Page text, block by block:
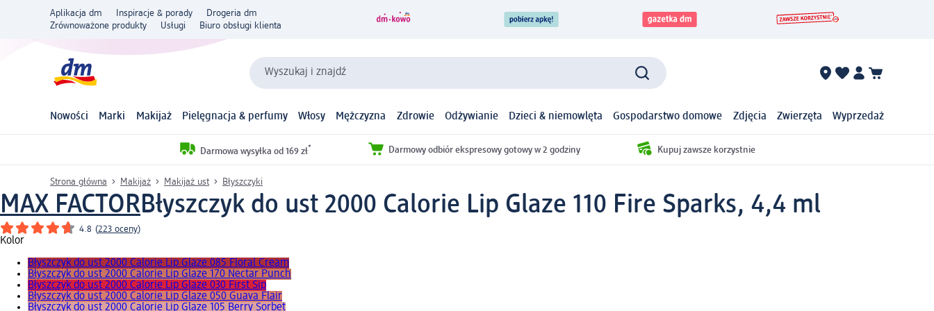
Aplikacja dm Inspiracje & porady
Drogeria dm
Zrównoważone produkty
Usługi Biuro obsługi klienta
Wyszukaj i znajdź
Nowości Marki Makijaż Pielęgnacja & perfumy Włosy Mężczyzna Zdrowie Odżywianie Dzieci & niemowlęta Gospodarstwo domowe Zdjęcia Zwierzęta Wyprzedaż
Darmowa wysyłka od 169 zł* Darmowy odbiór ekspresowy gotowy w 2 godziny Kupuj zawsze korzystnie
Strona główna Makijaż Makijaż ust Błyszczyki
MAX FACTORBłyszczyk do ust 2000 Calorie Lip Glaze 110 Fire Sparks, 4,4 ml
4.8 (223 oceny)
Kolor
Błyszczyk do ust 2000 Calorie Lip Glaze 085 Floral Cream
Błyszczyk do ust 2000 Calorie Lip Glaze 170 Nectar Punch
Błyszczyk do ust 2000 Calorie Lip Glaze 030 First Sip
Błyszczyk do ust 2000 Calorie Lip Glaze 050 Guava Flair
Błyszczyk do ust 2000 Calorie Lip Glaze 105 Berry Sorbet